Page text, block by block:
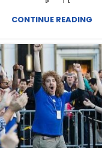
CONTINUE READING